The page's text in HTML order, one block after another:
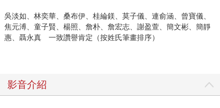
吳淡如、林奕華、桑布伊、桂綸鎂、莫子儀、連俞涵、曾寶儀、
焦元溥、童子賢、楊照、詹朴、詹宏志、謝盈萱、簡文彬、簡靜
惠、聶永真 一致讚譽肯定（按姓氏筆畫排序）
影音介紹